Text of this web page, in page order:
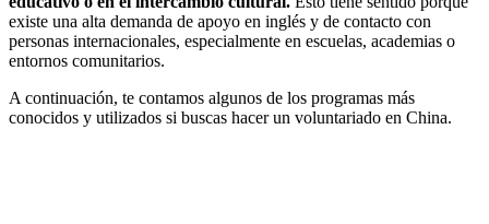
existe una alta demanda de apoyo en inglés y de contacto con
personas internacionales, especialmente en escuelas, academias o
entornos comunitarios.
A continuación, te contamos algunos de los programas más
conocidos y utilizados si buscas hacer un voluntariado en China.